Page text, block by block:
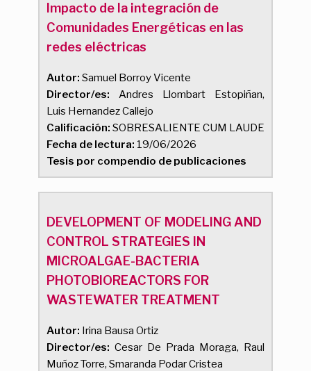
Impacto de la integración de
Comunidades Energéticas en las
redes eléctricas
Autor: Samuel Borroy Vicente
Director/es: Andres Llombart Estopiñan,
Luis Hernandez Callejo
Calificación: SOBRESALIENTE CUM LAUDE
Fecha de lectura: 19/06/2026
Tesis por compendio de publicaciones
DEVELOPMENT OF MODELING AND
CONTROL STRATEGIES IN
MICROALGAE-BACTERIA
PHOTOBIOREACTORS FOR
WASTEWATER TREATMENT
Autor: Irina Bausa Ortiz
Director/es: Cesar De Prada Moraga, Raul
Muñoz Torre, Smaranda Podar Cristea